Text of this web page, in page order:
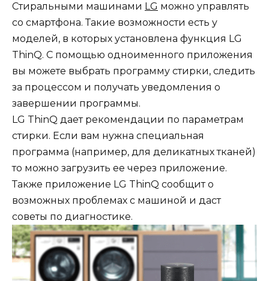
Стиральными машинами LG можно управлять
со смартфона. Такие возможности есть у
моделей, в которых установлена функция LG
ThinQ. С помощью одноименного приложения
вы можете выбрать программу стирки, следить
за процессом и получать уведомления о
завершении программы.
LG ThinQ дает рекомендации по параметрам
стирки. Если вам нужна специальная
программа (например, для деликатных тканей)
то можно загрузить ее через приложение.
Также приложение LG ThinQ сообщит о
возможных проблемах с машиной и даст
советы по диагностике.